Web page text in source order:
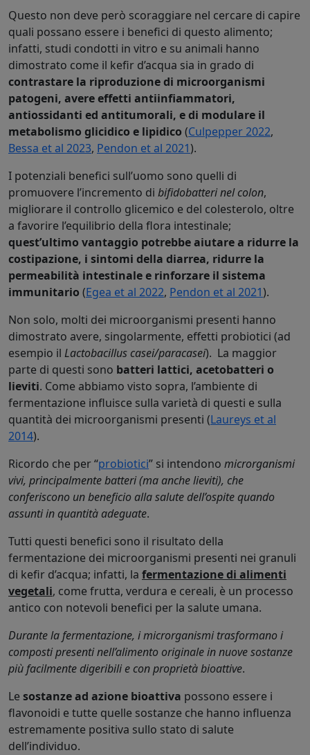
Questo non deve però scoraggiare nel cercare di capire
quali possano essere i benefici di questo alimento;
infatti, studi condotti in vitro e su animali hanno
dimostrato come il kefir d’acqua sia in grado di
contrastare la riproduzione di microorganismi
patogeni, avere effetti antiinfiammatori,
antiossidanti ed antitumorali, e di modulare il
metabolismo glicidico e lipidico (Culpepper 2022,
Bessa et al 2023, Pendon et al 2021).
I potenziali benefici sull’uomo sono quelli di
promuovere l’incremento di bifidobatteri nel colon,
migliorare il controllo glicemico e del colesterolo, oltre
a favorire l’equilibrio della flora intestinale;
quest’ultimo vantaggio potrebbe aiutare a ridurre la
costipazione, i sintomi della diarrea, ridurre la
permeabilità intestinale e rinforzare il sistema
immunitario (Egea et al 2022, Pendon et al 2021).
Non solo, molti dei microorganismi presenti hanno
dimostrato avere, singolarmente, effetti probiotici (ad
esempio il Lactobacillus casei/paracasei). La maggior
parte di questi sono batteri lattici, acetobatteri o
lieviti. Come abbiamo visto sopra, l’ambiente di
fermentazione influisce sulla varietà di questi e sulla
quantità dei microorganismi presenti (Laureys et al
2014).
Ricordo che per “probiotici” si intendono microrganismi
vivi, principalmente batteri (ma anche lieviti), che
conferiscono un beneficio alla salute dell’ospite quando
assunti in quantità adeguate.
Tutti questi benefici sono il risultato della
fermentazione dei microorganismi presenti nei granuli
di kefir d’acqua; infatti, la fermentazione di alimenti
vegetali, come frutta, verdura e cereali, è un processo
antico con notevoli benefici per la salute umana.
Durante la fermentazione, i microrganismi trasformano i
composti presenti nell’alimento originale in nuove sostanze
più facilmente digeribili e con proprietà bioattive.
Le sostanze ad azione bioattiva possono essere i
flavonoidi e tutte quelle sostanze che hanno influenza
estremamente positiva sullo stato di salute
dell’individuo.